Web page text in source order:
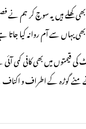
بھی کھلے ہیں یہ سوچ کر
بھی یہاں سے آم روانہ کیا
کی قیمتوں میں بھی کافی
کے اطراف و اکناف